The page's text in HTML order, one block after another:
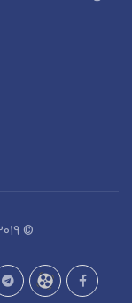
© 2019. راستچین سازی توسط